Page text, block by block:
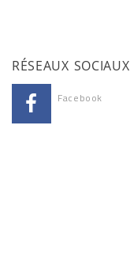
RÉSEAUX SOCIAUX
Facebook